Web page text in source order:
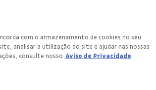
com o armazenamento de cookies no seu
analisar a utilização do site e ajudar nas nossas
consulte nosso Aviso de Privacidade